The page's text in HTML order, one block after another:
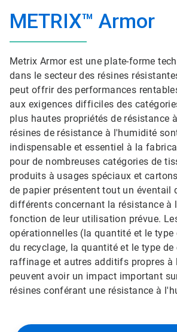
METRIX™ Armor
Metrix Armor est une plate-forme
dans le secteur des résines
peut offrir des performances
aux exigences difficiles des
plus hautes propriétés de résistance
résines de résistance à l'humidité
indispensable et essentiel à la
pour de nombreuses catégories de
produits à usages spéciaux et
de papier présentent tout un éventail
différents concernant la résistance à
fonction de leur utilisation prévue.
opérationnelles (la quantité et le type
du recyclage, la quantité et le type de
raffinage et autres additifs propres à
peuvent avoir un impact important
résines conférant une résistance à